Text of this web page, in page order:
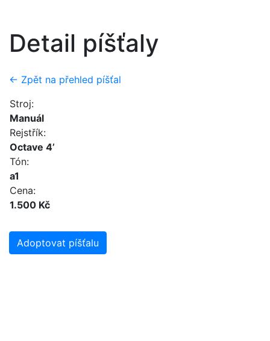
Detail píšťaly
← Zpět na přehled píšťal
Stroj:
Manuál
Rejstřík:
Octave 4’
Tón:
a1
Cena:
1.500 Kč
Adoptovat píšťalu